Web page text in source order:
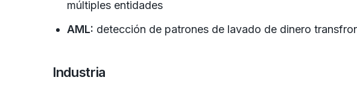
múltiples entidades
AML: detección de patrones de lavado de dinero
Industria